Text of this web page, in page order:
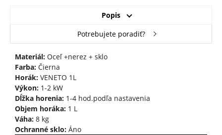
Popis
Potrebujete poradiť?
Materiál:Oceľ +nerez + sklo
Farba: Čierna
Horák:VENETO 1L
Výkon: 1-2 kW
Dĺžka horenia:1-4 hod.podľa nastavenia
Objem horáka:1 L
Váha:8 kg
Ochranné sklo:Áno